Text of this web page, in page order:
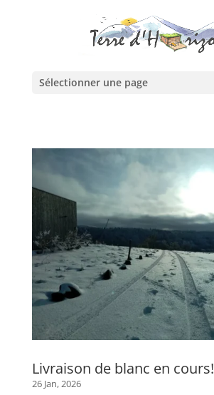
Sélectionner une page
Livraison de blanc en cours!
26 Jan, 2026